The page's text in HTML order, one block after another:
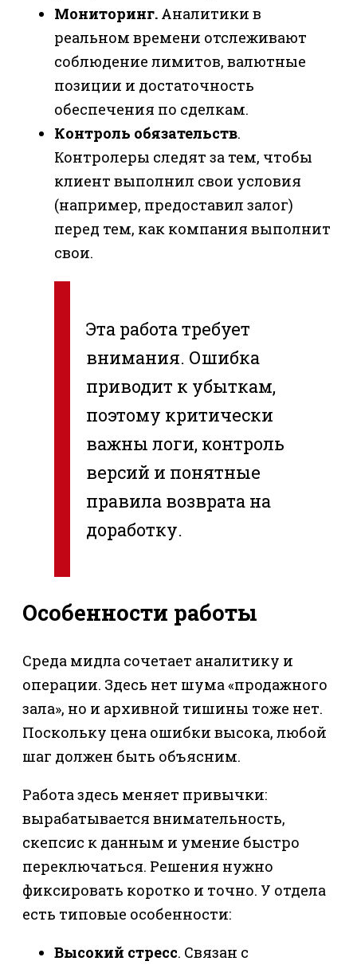
Мониторинг. Аналитики в
реальном времени отслеживают
соблюдение лимитов, валютные
позиции и достаточность
обеспечения по сделкам.
Контроль обязательств.
Контролеры следят за тем, чтобы
клиент выполнил свои условия
(например, предоставил залог)
перед тем, как компания выполнит
свои.
Эта работа требует
внимания. Ошибка
приводит к убыткам,
поэтому критически
важны логи, контроль
версий и понятные
правила возврата на
доработку.
Особенности работы
Среда мидла сочетает аналитику и
операции. Здесь нет шума «продажного
зала», но и архивной тишины тоже нет.
Поскольку цена ошибки высока, любой
шаг должен быть объясним.
Работа здесь меняет привычки:
вырабатывается внимательность,
скепсис к данным и умение быстро
переключаться. Решения нужно
фиксировать коротко и точно. У отдела
есть типовые особенности:
Высокий стресс. Связан с